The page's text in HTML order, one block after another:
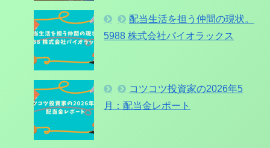
配当生活を担う仲間の現状。
5988 株式会社パイオラックス
コツコツ投資家の2026年5
月：配当金レポート